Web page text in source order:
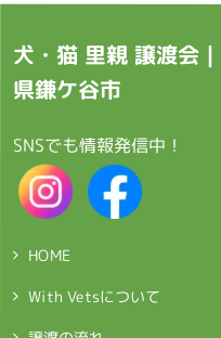
犬・猫 里親 譲渡会
県鎌ケ谷市
SNSでも情報発信中！
HOME
With Vetsについて